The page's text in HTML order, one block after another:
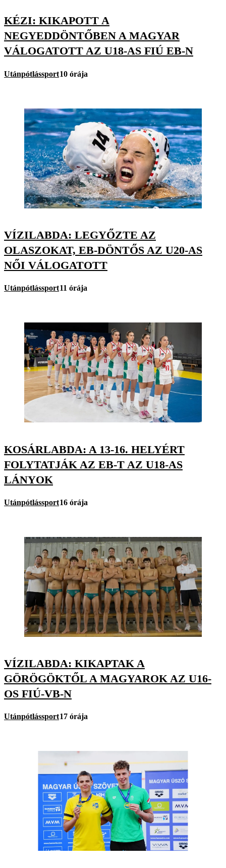
KÉZI: KIKAPOTT A
NEGYEDDÖNTŐBEN A MAGYAR
VÁLOGATOTT AZ U18-AS FIÚ EB-N
Utánpótlássport10 órája
VÍZILABDA: LEGYŐZTE AZ
OLASZOKAT, EB-DÖNTŐS AZ U20-AS
NŐI VÁLOGATOTT
Utánpótlássport11 órája
KOSÁRLABDA: A 13-16. HELYÉRT
FOLYTATJÁK AZ EB-T AZ U18-AS
LÁNYOK
Utánpótlássport16 órája
VÍZILABDA: KIKAPTAK A
GÖRÖGÖKTŐL A MAGYAROK AZ U16-
OS FIÚ-VB-N
Utánpótlássport17 órája